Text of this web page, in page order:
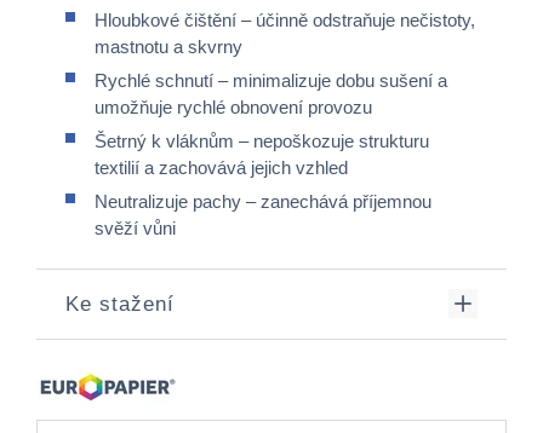
Hloubkové čištění – účinně odstraňuje nečistoty,
mastnotu a skvrny
Rychlé schnutí – minimalizuje dobu sušení a
umožňuje rychlé obnovení provozu
Šetrný k vláknům – nepoškozuje strukturu
textilií a zachovává jejich vzhled
Neutralizuje pachy – zanechává příjemnou
svěží vůni
Ke stažení